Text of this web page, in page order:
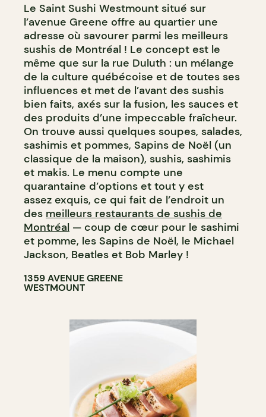
Le Saint Sushi Westmount situé sur
l’avenue Greene offre au quartier une
adresse où savourer parmi les meilleurs
sushis de Montréal ! Le concept est le
même que sur la rue Duluth : un mélange
de la culture québécoise et de toutes ses
influences et met de l’avant des sushis
bien faits, axés sur la fusion, les sauces et
des produits d’une impeccable fraîcheur.
On trouve aussi quelques soupes, salades,
sashimis et pommes, Sapins de Noël (un
classique de la maison), sushis, sashimis
et makis. Le menu compte une
quarantaine d’options et tout y est
assez exquis, ce qui fait de l’endroit un
des meilleurs restaurants de sushis de
Montréal — coup de cœur pour le sashimi
et pomme, les Sapins de Noël, le Michael
Jackson, Beatles et Bob Marley !
1359 AVENUE GREENE
WESTMOUNT